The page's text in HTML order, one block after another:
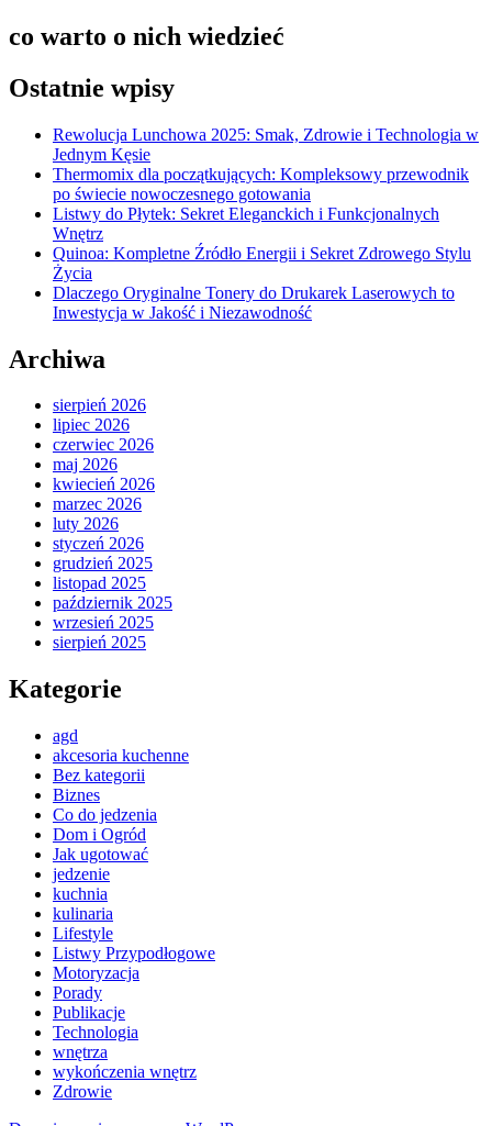
co warto o nich wiedzieć
Ostatnie wpisy
Rewolucja Lunchowa 2025: Smak, Zdrowie i Technologia w
Jednym Kęsie
Thermomix dla początkujących: Kompleksowy przewodnik
po świecie nowoczesnego gotowania
Listwy do Płytek: Sekret Eleganckich i Funkcjonalnych
Wnętrz
Quinoa: Kompletne Źródło Energii i Sekret Zdrowego Stylu
Życia
Dlaczego Oryginalne Tonery do Drukarek Laserowych to
Inwestycja w Jakość i Niezawodność
Archiwa
sierpień 2026
lipiec 2026
czerwiec 2026
maj 2026
kwiecień 2026
marzec 2026
luty 2026
styczeń 2026
grudzień 2025
listopad 2025
październik 2025
wrzesień 2025
sierpień 2025
Kategorie
agd
akcesoria kuchenne
Bez kategorii
Biznes
Co do jedzenia
Dom i Ogród
Jak ugotować
jedzenie
kuchnia
kulinaria
Lifestyle
Listwy Przypodłogowe
Motoryzacja
Porady
Publikacje
Technologia
wnętrza
wykończenia wnętrz
Zdrowie